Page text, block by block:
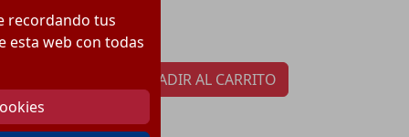
recordando tus
esta web con todas
por paquete:1
AÑADIR AL CARRITO